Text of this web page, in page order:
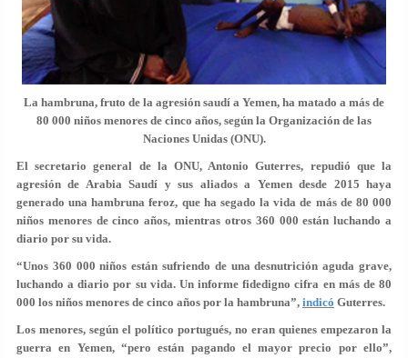
La hambruna, fruto de la agresión saudí a Yemen, ha matado a más de
80 000 niños menores de cinco años, según la Organización de las
Naciones Unidas (ONU).
El secretario general de la ONU, Antonio Guterres, repudió que la
agresión de Arabia Saudí y sus aliados a Yemen desde 2015 haya
generado una hambruna feroz, que ha segado la vida de más de 80 000
niños menores de cinco años, mientras otros 360 000 están luchando a
diario por su vida.
“Unos 360 000 niños están sufriendo de una desnutrición aguda grave,
luchando a diario por su vida. Un informe fidedigno cifra en más de 80
000 los niños menores de cinco años por la hambruna”, indicó Guterres.
Los menores, según el político portugués, no eran quienes empezaron la
guerra en Yemen, “pero están pagando el mayor precio por ello”,